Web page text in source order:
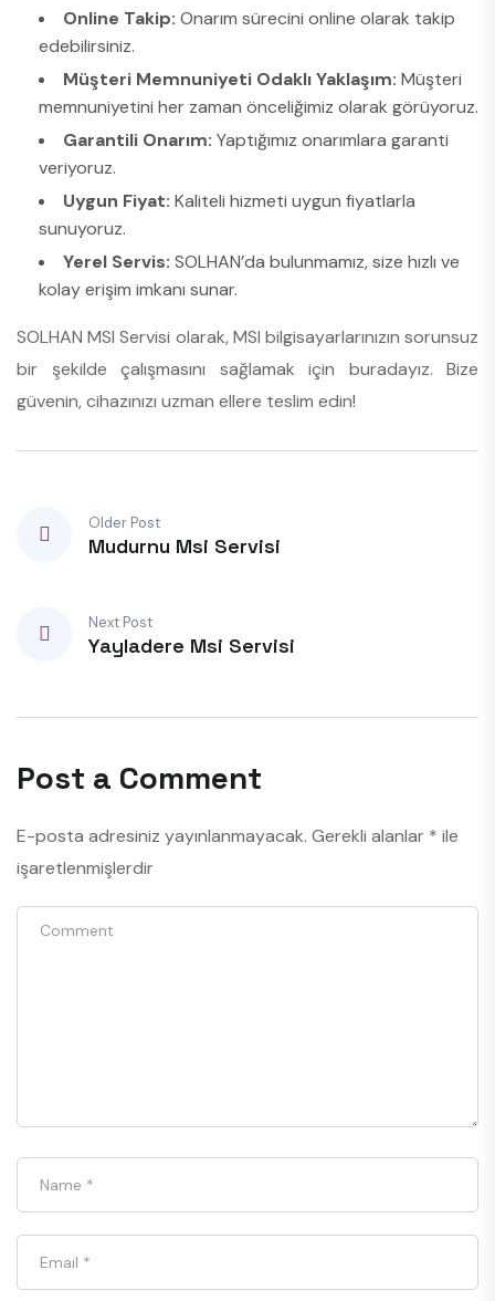
Online Takip: Onarım sürecini online olarak takip
edebilirsiniz.
Müşteri Memnuniyeti Odaklı Yaklaşım: Müşteri
memnuniyetini her zaman önceliğimiz olarak görüyoruz.
Garantili Onarım: Yaptığımız onarımlara garanti
veriyoruz.
Uygun Fiyat: Kaliteli hizmeti uygun fiyatlarla
sunuyoruz.
Yerel Servis: SOLHAN’da bulunmamız, size hızlı ve
kolay erişim imkanı sunar.
SOLHAN MSI Servisi olarak, MSI bilgisayarlarınızın sorunsuz
bir şekilde çalışmasını sağlamak için buradayız. Bize
güvenin, cihazınızı uzman ellere teslim edin!
Older Post
Mudurnu Msi Servisi
Next Post
Yayladere Msi Servisi
Post a Comment
E-posta adresiniz yayınlanmayacak. Gerekli alanlar * ile
işaretlenmişlerdir